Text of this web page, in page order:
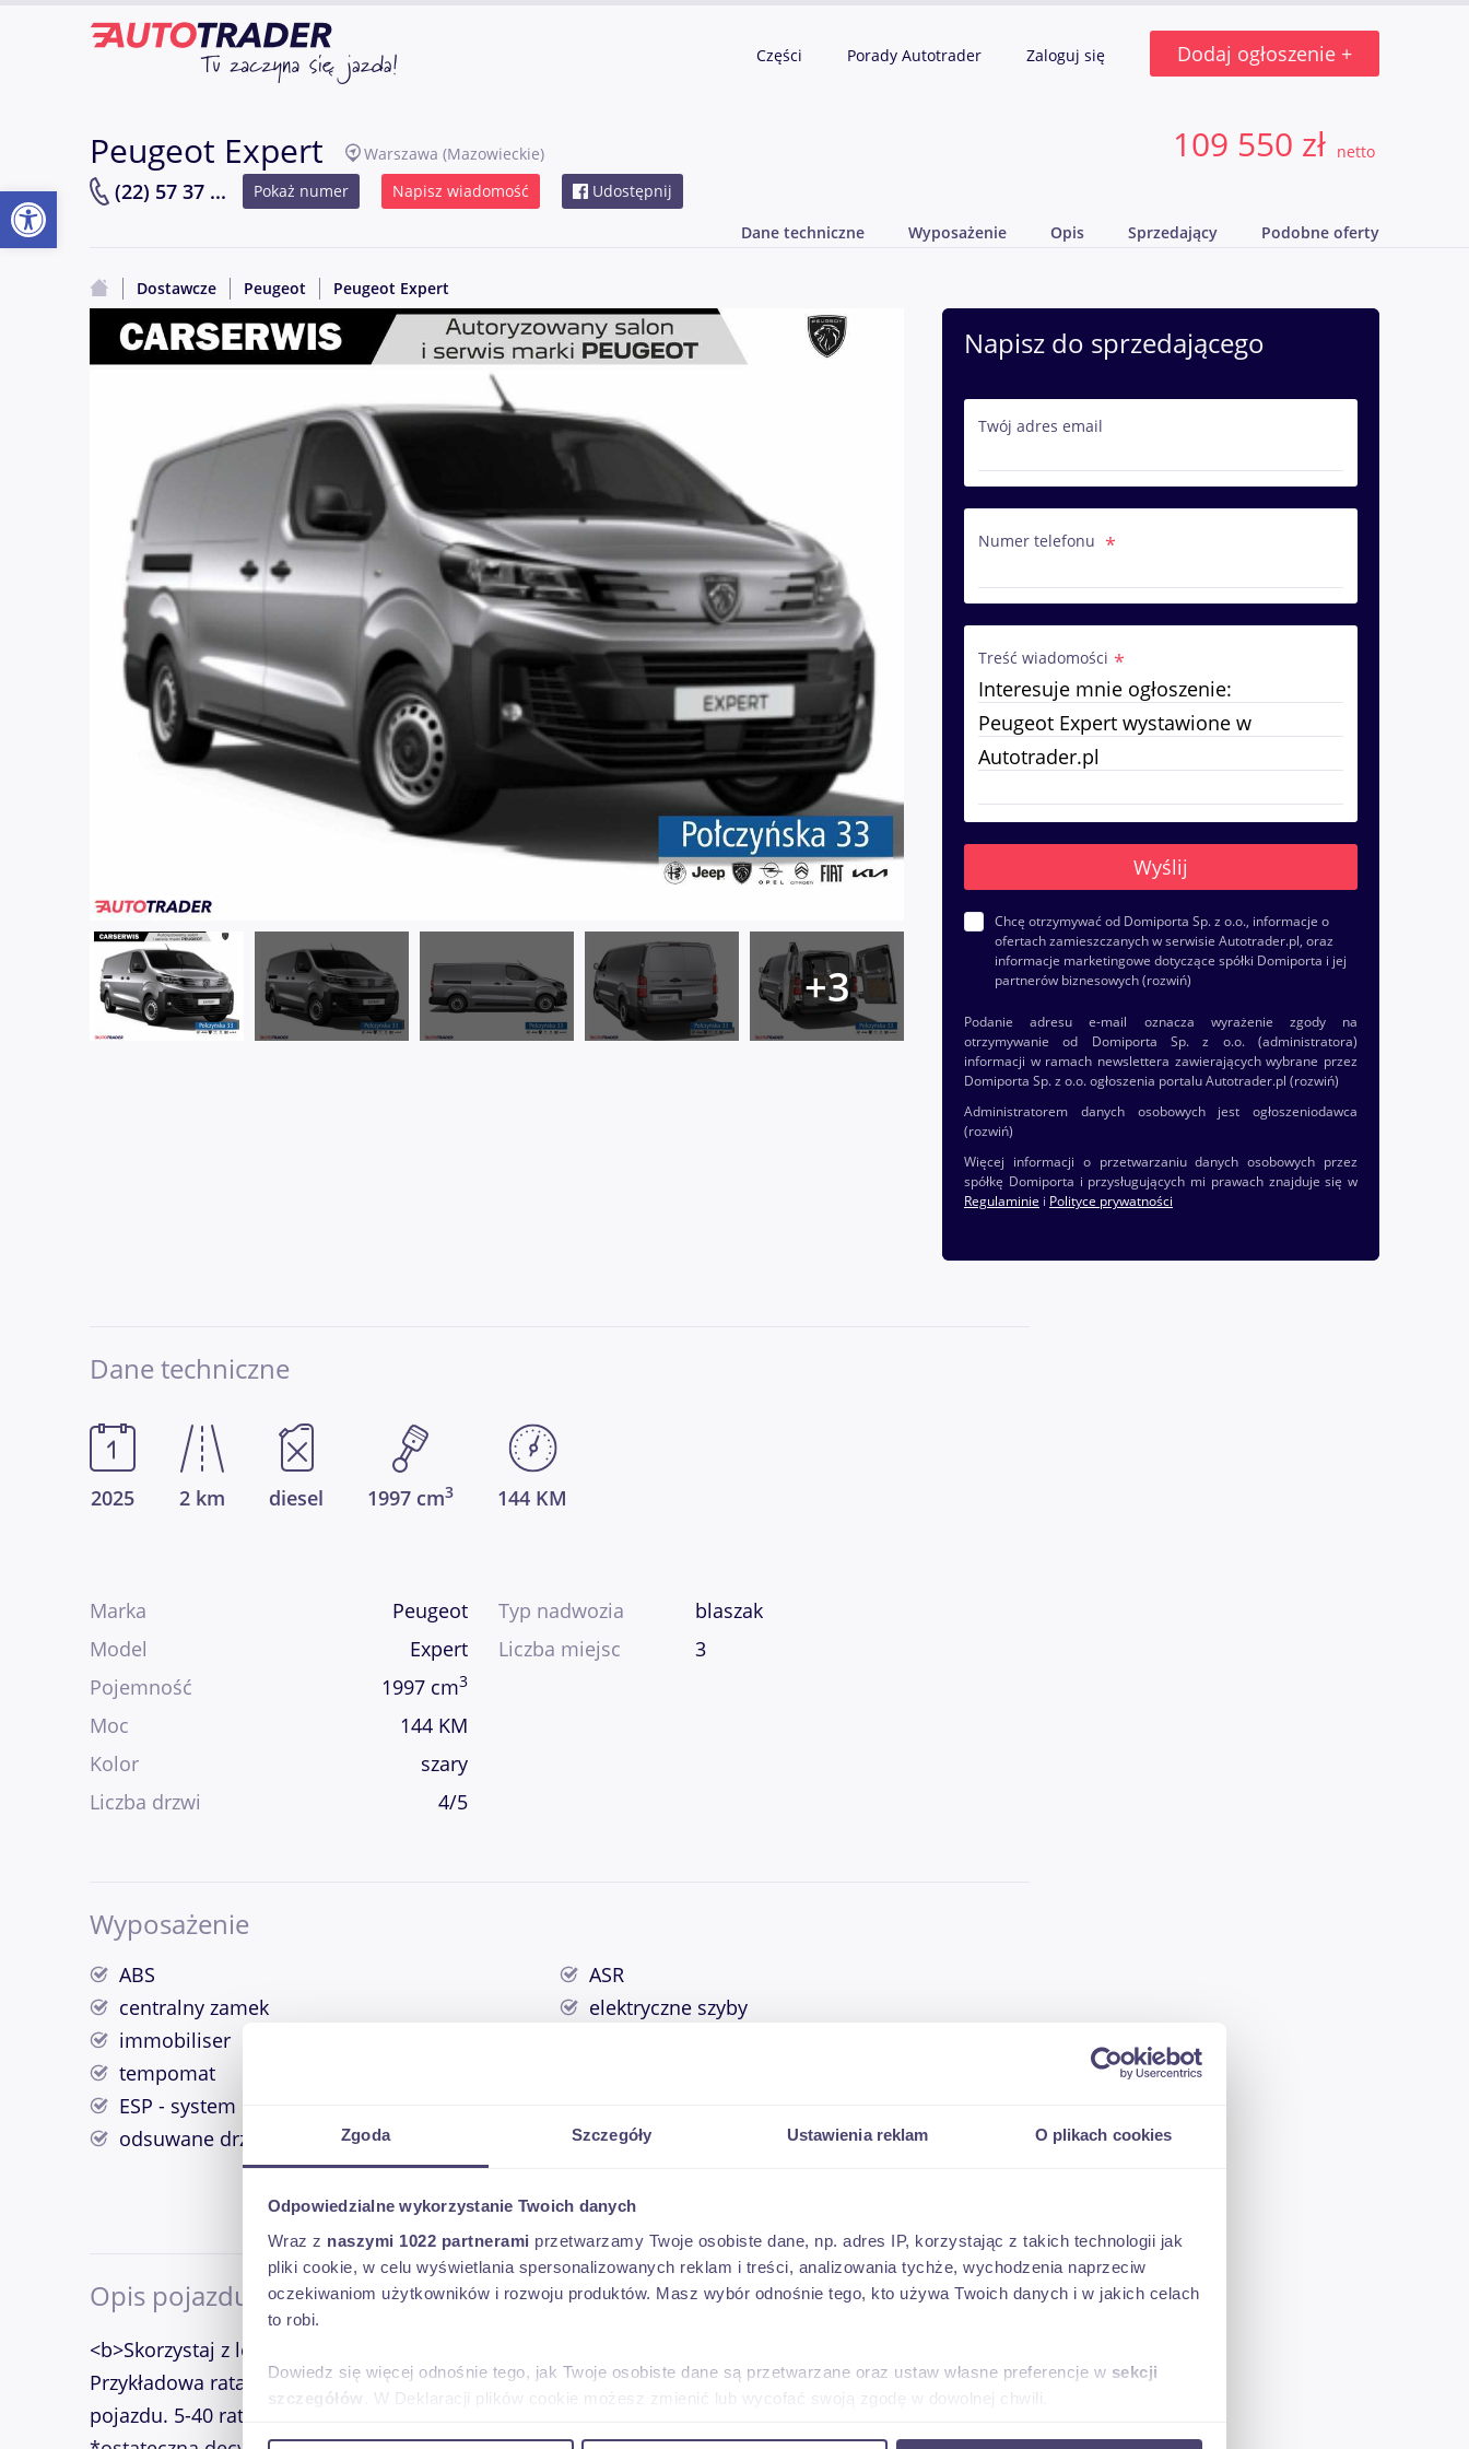
Zgoda Szczegóły Ustawienia reklam O plikach cookies
Odpowiedzialne wykorzystanie Twoich danych
Wraz z naszymi 1022 partnerami przetwarzamy Twoje osobiste dane, np. adres IP, korzystając z takich technologii jak
pliki cookie, w celu wyświetlania spersonalizowanych reklam i treści, analizowania tychże, wychodzenia naprzeciw
oczekiwaniom użytkowników i rozwoju produktów. Masz wybór odnośnie tego, kto używa Twoich danych i w jakich celach
to robi.
Dowiedz się więcej odnośnie tego, jak Twoje osobiste dane są przetwarzane oraz ustaw własne preferencje w sekcji
szczegółów . W Deklaracji plików cookie możesz zmienić lub wycofać swoją zgodę w dowolnej chwili.
Części Porady Autotrader Zaloguj się Dodaj ogłoszenie +
Peugeot Expert Warszawa (Mazowieckie)
(22) 57 37 ... Pokaż numer Napisz wiadomość Udostępnij
109 550 zł netto
Dane techniczne Wyposażenie Opis Sprzedający Podobne oferty
Dostawcze Peugeot Peugeot Expert
Napisz do sprzedającego
Twój adres email
Numer telefonu
Treść wiadomości
Chcę otrzymywać od Domiporta Sp. z o.o., informacje o
ofertach zamieszczanych w serwisie Autotrader.pl, oraz
informacje marketingowe dotyczące spółki Domiporta i jej
partnerów biznesowych(rozwiń)
Podanie adresu e-mail oznacza wyrażenie zgody na
otrzymywanie od Domiporta Sp. z o.o. (administratora)
informacji w ramach newslettera zawierających wybrane przez
Domiporta Sp. z o.o. ogłoszenia portalu Autotrader.pl (rozwiń)
Administratorem danych osobowych jest ogłoszeniodawca
(rozwiń)
Więcej informacji o przetwarzaniu danych osobowych przez
spółkę Domiporta i przysługujących mi prawach znajduje się w
Regulaminie i Polityce prywatności
Dane techniczne
2025 2 km diesel 1997 cm3 144 KM
Marka
Peugeot
Model
Expert
Pojemność
1997 cm3
Moc
144 KM
Kolor
szary
Liczba drzwi
4/5
Typ nadwozia
blaszak
Liczba miejsc
3
Wyposażenie
ABS
ASR
centralny zamek
elektryczne szyby
immobiliser
tempomat
ESP - system kontroli trakcji
odsuwane drzwi
klimatyzacja manualna
Opis pojazdu
<b>Skorzystaj z leasingu z obniżonymi ratami nawet do 6 miesięcy* </b>
Przykładowa rata - możliwość indywidualnego harmonogramu: 10% wpłaty, 1-4 rat 0,5% wartości
pojazdu. 5-40 rat wg harmonogramu - szczegóły u handlowców.
Otwórz pasek narzędzi